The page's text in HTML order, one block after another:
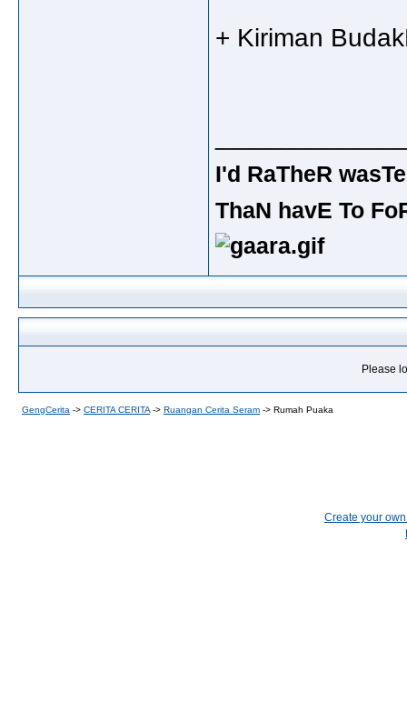
+ Kiriman
I'd RaTheR
ThaN havE To
Please
GengCerita -> CERITA CERITA -> Ruangan Cerita Seram -> Rumah Puaka
Create your